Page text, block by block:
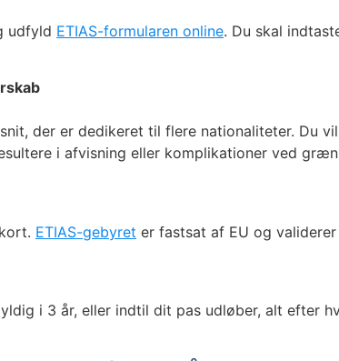
udfyld ETIAS-formularen online. Du skal
der er dedikeret til flere nationaliteter. Du
i afvisning eller komplikationer ved
ETIAS-gebyret er fastsat af EU og
i 3 år, eller indtil dit pas udløber, alt efter